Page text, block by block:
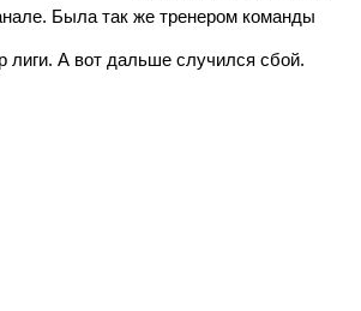
Была так же тренером команды
лиги. А вот дальше случился сбой.